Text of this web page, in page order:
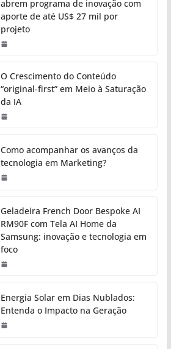
abrem programa de inovação com
aporte de até US$ 27 mil por
projeto
O Crescimento do Conteúdo
“original-first” em Meio à Saturação
da IA
Como acompanhar os avanços da
tecnologia em Marketing?
Geladeira French Door Bespoke AI
RM90F com Tela AI Home da
Samsung: inovação e tecnologia em
foco
Energia Solar em Dias Nublados:
Entenda o Impacto na Geração